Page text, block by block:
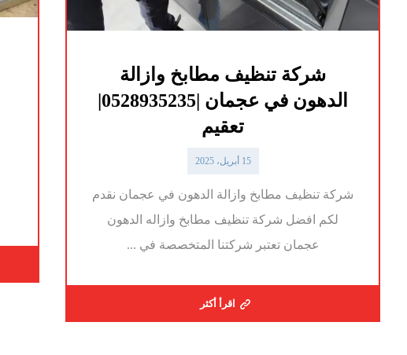
شركة تنظيف مطابخ وازالة
الدهون في عجمان |0528935235|
تعقيم
15 أبريل، 2025
شركة تنظيف مطابخ وازالة الدهون في عجمان نقدم
لكم افضل شركة تنظيف مطابخ وازاله الدهون
عجمان تعتبر شركتنا المتخصصة في ...
اقرأ أكثر